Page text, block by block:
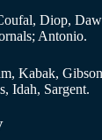
Diop,
Antonio.
Kabak,
Idah, Sargent.